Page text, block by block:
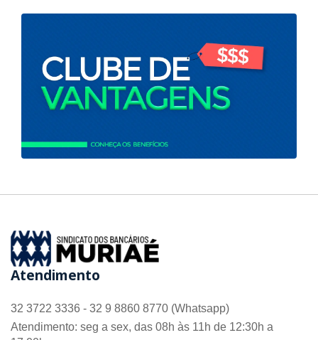
Atendimento
32 3722 3336 - 32 9 8860 8770 (Whatsapp)
Atendimento: seg a sex, das 08h às 11h de 12:30h a